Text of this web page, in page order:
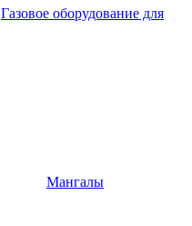
Газовое оборудование для
Мангалы